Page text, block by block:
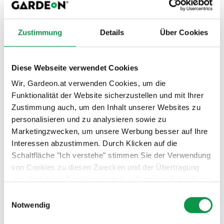
Zustimmung Details Über Cookies
Diese Webseite verwendet Cookies
Wir, Gardeon.at verwenden Cookies, um die
Funktionalität der Website sicherzustellen und mit Ihrer
Zustimmung auch, um den Inhalt unserer Websites zu
personalisieren und zu analysieren sowie zu
Marketingzwecken, um unsere Werbung besser auf Ihre
Interessen abzustimmen. Durch Klicken auf die
Schaltfläche "Ich verstehe" stimmen Sie der Verwendung
von Cookies zu diesen Zwecken und der Übertragung
Werbung in sozialen Netzwerken und Werbenetzwerken
auf anderen Websites zu. Diese Zustimmung ist freiwillig
Notwendig
erzeugen. Solch ein Bauwerk kommt mit unbegrenzten
und so gut wie wartungsfrei. Zur Auswahl stehen
modern.
Quellen (Source):
Fotos GARDEON
Vielen Dank an unsere Kunden für die tollen Fotos! :-)
Stellen Sie sich Ihre eigene Überdachung
zusammen!
Neuigkeiten